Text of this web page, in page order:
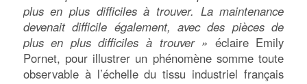
plus en plus difficiles à trouver. La maintenance
devenait difficile également, avec des pièces de
plus en plus difficiles à trouver » éclaire Emily
Pornet, pour illustrer un phénomène somme toute
observable à l’échelle du tissu industriel français